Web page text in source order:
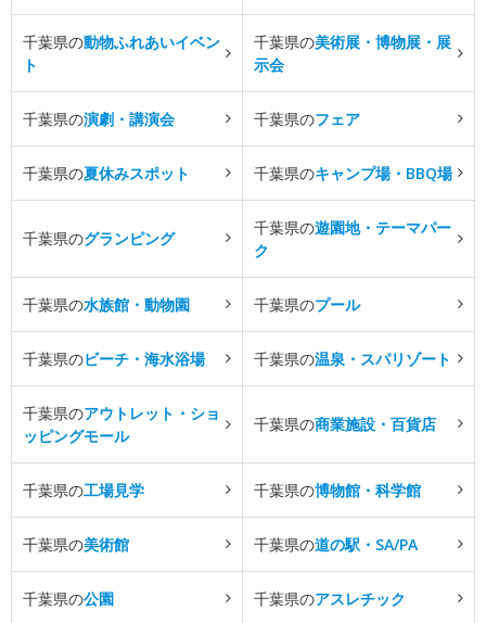
千葉県の動物ふれあいイベン
ト
千葉県の美術展・博物展・展
示会
千葉県の演劇・講演会 千葉県のフェア
千葉県の夏休みスポット 千葉県のキャンプ場・BBQ場
千葉県のグランピング
千葉県の遊園地・テーマパー
ク
千葉県の水族館・動物園 千葉県のプール
千葉県のビーチ・海水浴場 千葉県の温泉・スパリゾート
千葉県のアウトレット・ショ
ッピングモール
千葉県の商業施設・百貨店
千葉県の工場見学 千葉県の博物館・科学館
千葉県の美術館 千葉県の道の駅・SA/PA
千葉県の公園 千葉県のアスレチック